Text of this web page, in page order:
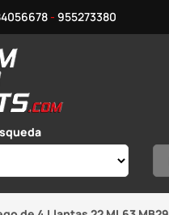
- 955273380